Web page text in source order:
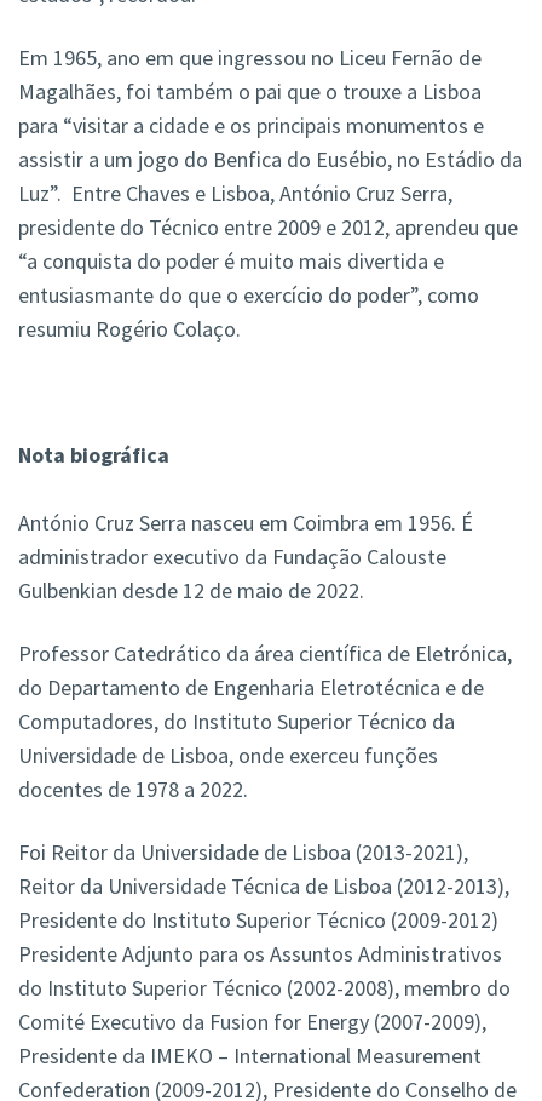
Em 1965, ano em que ingressou no Liceu Fernão de
Magalhães, foi também o pai que o trouxe a Lisboa
para “visitar a cidade e os principais monumentos e
assistir a um jogo do Benfica do Eusébio, no Estádio da
Luz”. Entre Chaves e Lisboa, António Cruz Serra,
presidente do Técnico entre 2009 e 2012, aprendeu que
“a conquista do poder é muito mais divertida e
entusiasmante do que o exercício do poder”, como
resumiu Rogério Colaço.
Nota biográfica
António Cruz Serra nasceu em Coimbra em 1956. É
administrador executivo da Fundação Calouste
Gulbenkian desde 12 de maio de 2022.
Professor Catedrático da área científica de Eletrónica,
do Departamento de Engenharia Eletrotécnica e de
Computadores, do Instituto Superior Técnico da
Universidade de Lisboa, onde exerceu funções
docentes de 1978 a 2022.
Foi Reitor da Universidade de Lisboa (2013-2021),
Reitor da Universidade Técnica de Lisboa (2012-2013),
Presidente do Instituto Superior Técnico (2009-2012)
Presidente Adjunto para os Assuntos Administrativos
do Instituto Superior Técnico (2002-2008), membro do
Comité Executivo da Fusion for Energy (2007-2009),
Presidente da IMEKO – International Measurement
Confederation (2009-2012), Presidente do Conselho de